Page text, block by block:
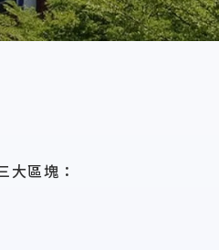
大區塊：